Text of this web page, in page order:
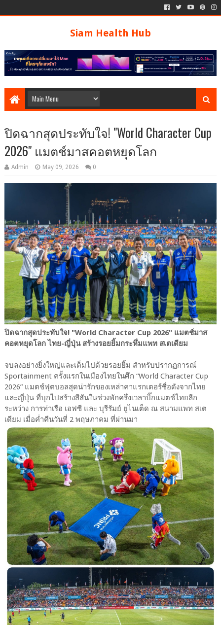
Siam Health Hub
ปิดฉากสุดประทับใจ! "World Character Cup
2026" แมตช์มาสคอตหยุดโลก
Admin May 09, 2026 0
ปิดฉากสุดประทับใจ! "World Character Cup 2026" แมตช์มาส
คอตหยุดโลก ไทย-ญี่ปุ่น สร้างรอยยิ้มกระหึ่มแพท สเตเดียม
จบลงอย่างยิ่งใหญ่และเต็มไปด้วยรอยยิ้ม สำหรับปรากฏการณ์
Sportainment ครั้งแรกในเมืองไทยในศึก “World Character Cup
2026” แมตช์ฟุตบอลสุดน่ารักของเหล่าคาแรกเตอร์ชื่อดังจากไทย
และญี่ปุ่น ที่บุกไปสร้างสีสันในช่วงพักครึ่งเวลาบิ๊กแมตช์ไทยลีก
ระหว่าง การท่าเรือ เอฟซี และ บุรีรัมย์ ยูไนเต็ด ณ สนามแพท สเต
เดียม เมื่อค่ำคืนวันที่ 2 พฤษภาคม ที่ผ่านมา